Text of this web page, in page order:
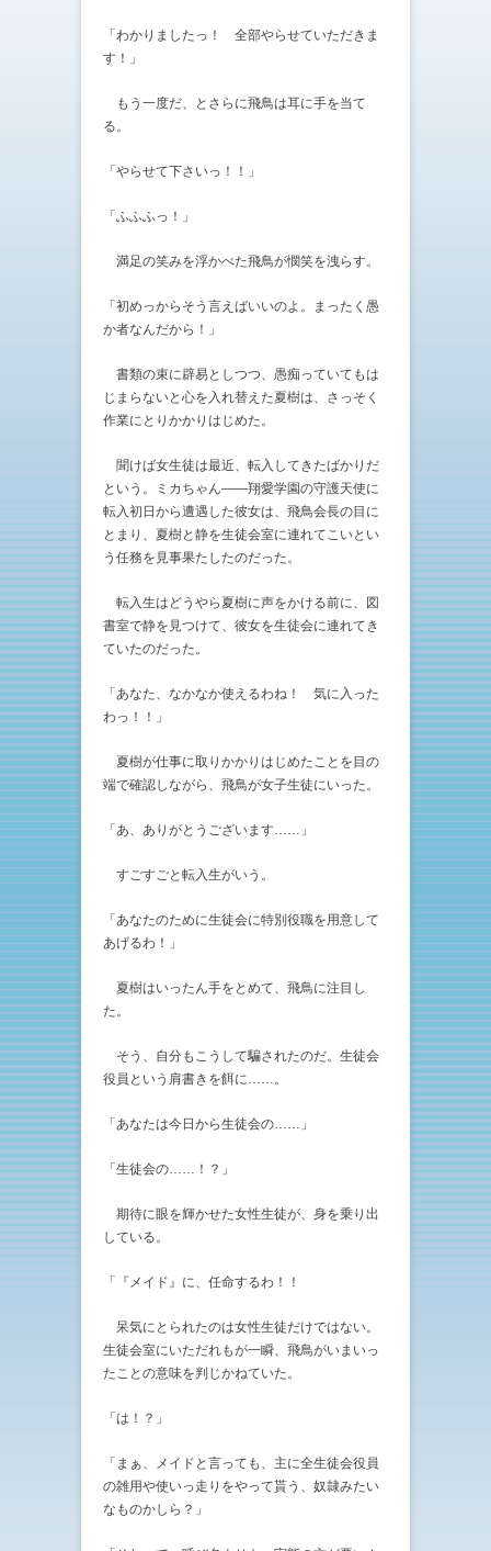
「わかりましたっ！ 全部やらせていただきま
す！」
もう一度だ、とさらに飛鳥は耳に手を当て
る。
「やらせて下さいっ！！」
「ふふふっ！」
満足の笑みを浮かべた飛鳥が憫笑を洩らす。
「初めっからそう言えばいいのよ。まったく愚
か者なんだから！」
書類の束に辟易としつつ、愚痴っていてもは
じまらないと心を入れ替えた夏樹は、さっそく
作業にとりかかりはじめた。
聞けば女生徒は最近、転入してきたばかりだ
という。ミカちゃん——翔愛学園の守護天使に
転入初日から遭遇した彼女は、飛鳥会長の目に
とまり、夏樹と静を生徒会室に連れてこいとい
う任務を見事果たしたのだった。
転入生はどうやら夏樹に声をかける前に、図
書室で静を見つけて、彼女を生徒会に連れてき
ていたのだった。
「あなた、なかなか使えるわね！ 気に入った
わっ！！」
夏樹が仕事に取りかかりはじめたことを目の
端で確認しながら、飛鳥が女子生徒にいった。
「あ、ありがとうございます……」
すごすごと転入生がいう。
「あなたのために生徒会に特別役職を用意して
あげるわ！」
夏樹はいったん手をとめて、飛鳥に注目し
た。
そう、自分もこうして騙されたのだ。生徒会
役員という肩書きを餌に……。
「あなたは今日から生徒会の……」
「生徒会の……！？」
期待に眼を輝かせた女性生徒が、身を乗り出
している。
「『メイド』に、任命するわ！！
呆気にとられたのは女性生徒だけではない。
生徒会室にいただれもが一瞬、飛鳥がいまいっ
たことの意味を判じかねていた。
「は！？」
「まぁ、メイドと言っても、主に全生徒会役員
の雑用や使いっ走りをやって貰う、奴隷みたい
なものかしら？」